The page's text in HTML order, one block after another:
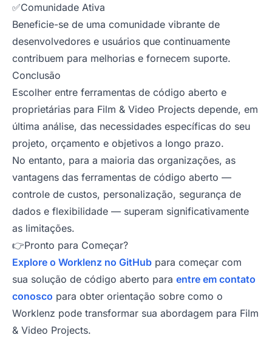
✅Comunidade Ativa
Beneficie-se de uma comunidade vibrante de
desenvolvedores e usuários que continuamente
contribuem para melhorias e fornecem suporte.
Conclusão
Escolher entre ferramentas de código aberto e
proprietárias para Film & Video Projects depende, em
última análise, das necessidades específicas do seu
projeto, orçamento e objetivos a longo prazo.
No entanto, para a maioria das organizações, as
vantagens das ferramentas de código aberto —
controle de custos, personalização, segurança de
dados e flexibilidade — superam significativamente
as limitações.
👉Pronto para Começar?
Explore o Worklenz no GitHub para começar com
sua solução de código aberto para entre em contato
conosco para obter orientação sobre como o
Worklenz pode transformar sua abordagem para Film
& Video Projects.